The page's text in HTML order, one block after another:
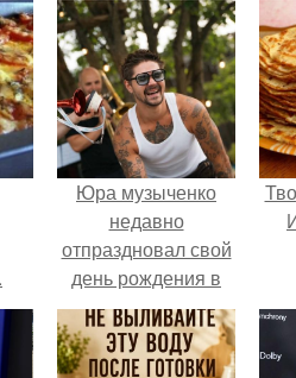
Юра музыченко
недавно
отпраздновал свой
день рождения в
кругу самых
близких и родных
людей.